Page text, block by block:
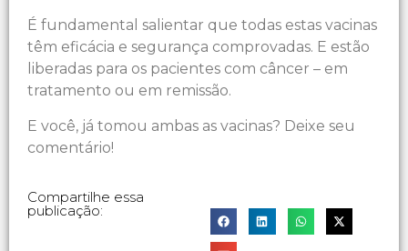
É fundamental salientar que todas estas vacinas
têm eficácia e segurança comprovadas. E estão
liberadas para os pacientes com câncer – em
tratamento ou em remissão.
E você, já tomou ambas as vacinas? Deixe seu
comentário!
Compartilhe essa
publicação: